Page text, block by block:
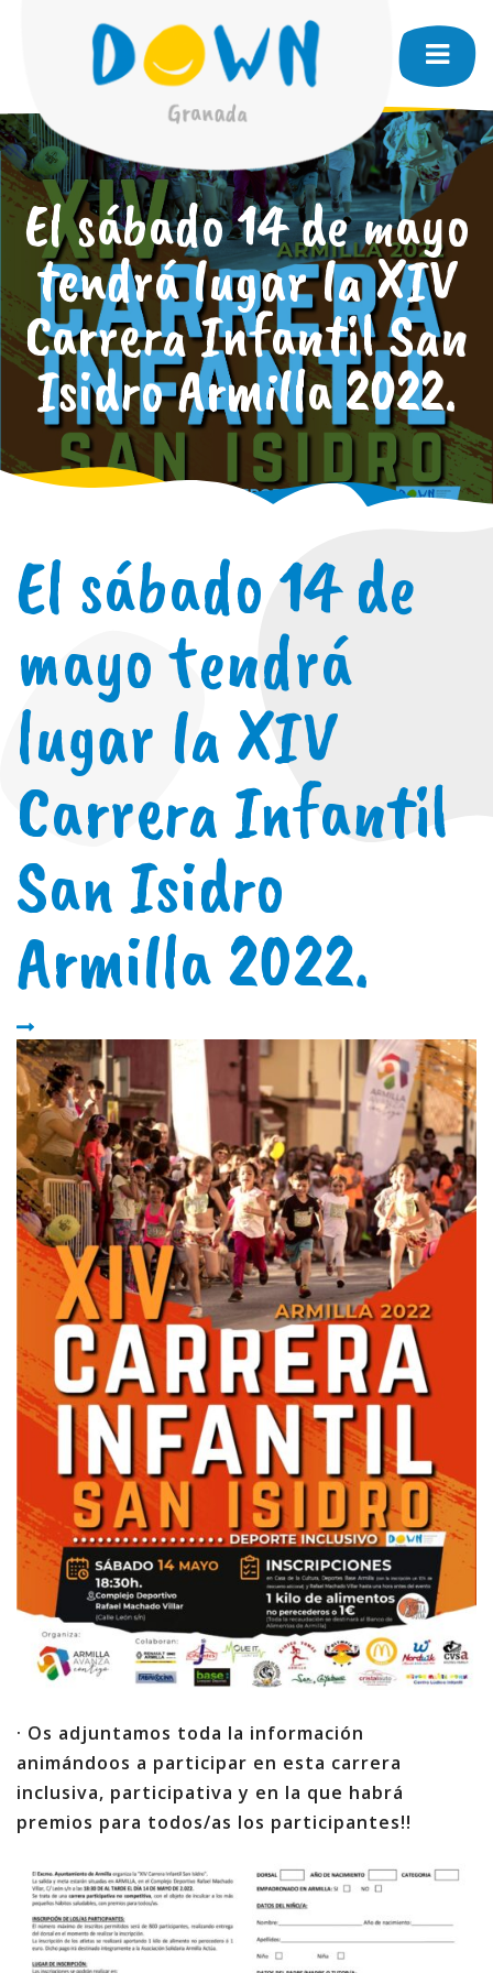
El sábado 14 de mayo
tendrá lugar la XIV
Carrera Infantil San
Isidro Armilla 2022.
El sábado 14 de
mayo tendrá
lugar la XIV
Carrera Infantil
San Isidro
Armilla 2022.
· Os adjuntamos toda la información
animándoos a participar en esta carrera
inclusiva, participativa y en la que habrá
premios para todos/as los participantes!!